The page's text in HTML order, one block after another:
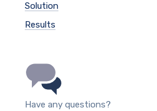
Solution
Results
Have any questions?